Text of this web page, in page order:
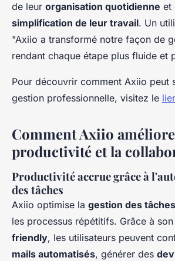
de leur organisation quotidienne et
simplification de leur travail. Un
"Axiio a transformé notre façon de
rendant chaque étape plus fluide et
Pour découvrir comment Axiio peut
gestion professionnelle, visitez le
Comment Axiio
productivité et la
Productivité accrue grâce à
des tâches
Axiio optimise la gestion des tâches
les processus répétitifs. Grâce à son
friendly, les utilisateurs peuvent
mails automatisés, générer des